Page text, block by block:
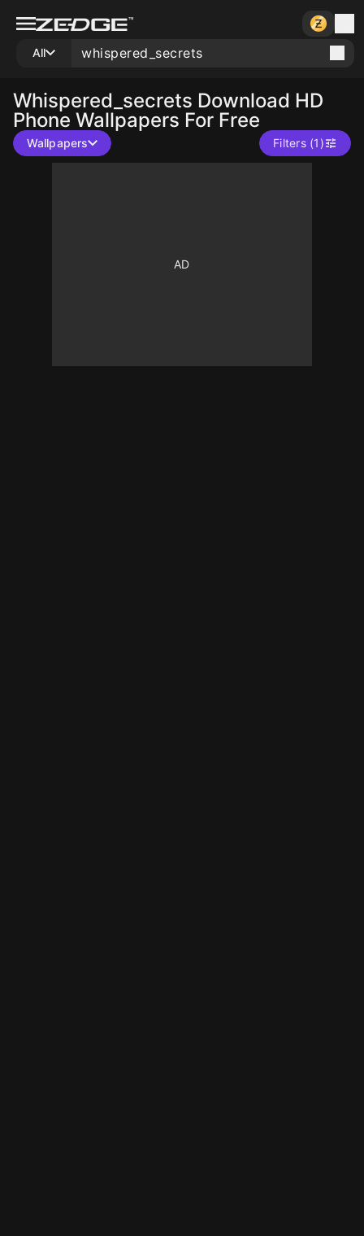
All
Whispered_secrets Download HD
Phone Wallpapers For Free
Wallpapers Filters (1)
10 10